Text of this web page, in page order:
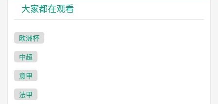
大家都在观看
欧洲杯
中超
意甲
法甲